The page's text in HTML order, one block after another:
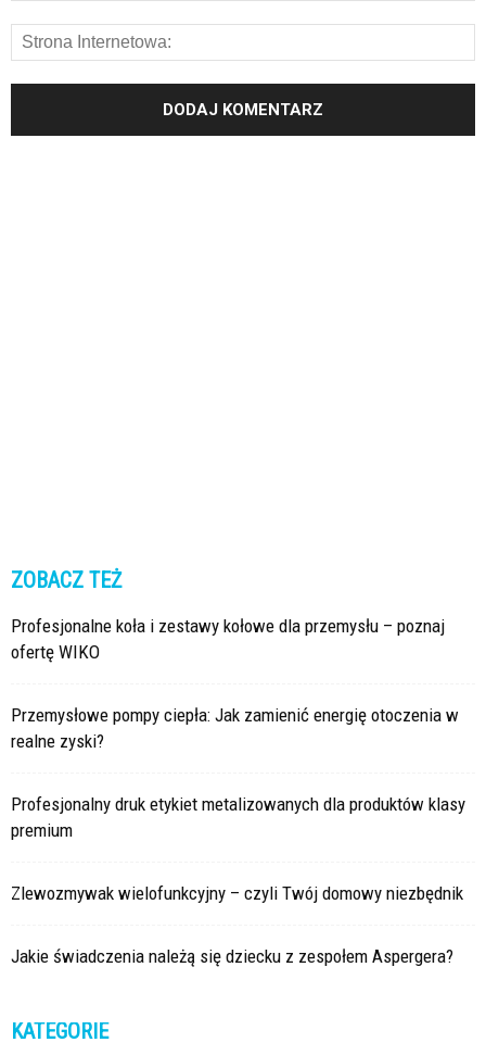
ZOBACZ TEŻ
Profesjonalne koła i zestawy kołowe dla przemysłu – poznaj
ofertę WIKO
Przemysłowe pompy ciepła: Jak zamienić energię otoczenia w
realne zyski?
Profesjonalny druk etykiet metalizowanych dla produktów klasy
premium
Zlewozmywak wielofunkcyjny – czyli Twój domowy niezbędnik
Jakie świadczenia należą się dziecku z zespołem Aspergera?
KATEGORIE